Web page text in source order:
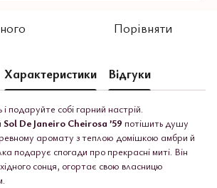
Порівняти
Характеристики Відгуки
і подаруйте собі гарний настрій.
Sol De Janeiro Cheirosa ’59 потішить душу
аромату з теплою домішкою амбри й
подарує спогади про прекрасні миті. Він
сонця, огортає свою власницю